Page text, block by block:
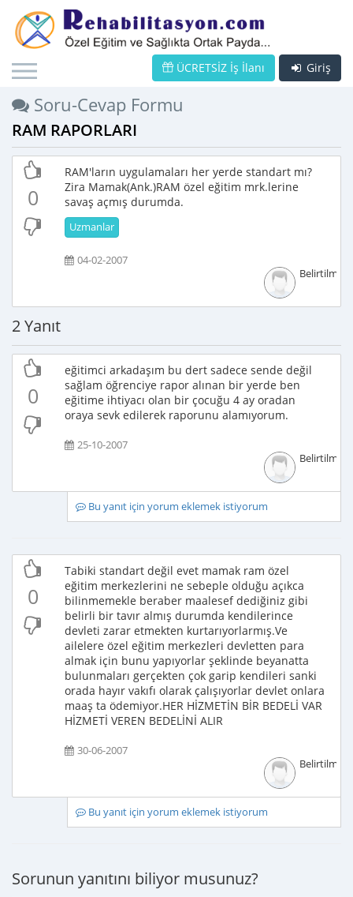
Giriş
ÜCRETSİZ İş İlanı
Soru-Cevap Formu
RAM RAPORLARI
0
RAM'ların uygulamaları her yerde standart mı?
Zira Mamak(Ank.)RAM özel eğitim mrk.lerine
savaş açmış durumda.
Uzmanlar
04-02-2007
2 Yanıt
0
eğitimci arkadaşım bu dert sadece sende değil
sağlam öğrenciye rapor alınan bir yerde ben
eğitime ihtiyacı olan bir çocuğu 4 ay oradan
oraya sevk edilerek raporunu alamıyorum.
25-10-2007
Bu yanıt için yorum eklemek istiyorum
0
Tabiki standart değil evet mamak ram özel
eğitim merkezlerini ne sebeple olduğu açıkca
bilinmemekle beraber maalesef dediğiniz gibi
belirli bir tavır almış durumda kendilerince
devleti zarar etmekten kurtarıyorlarmış.Ve
ailelere özel eğitim merkezleri devletten para
almak için bunu yapıyorlar şeklinde beyanatta
bulunmaları gerçekten çok garip kendileri sanki
orada hayır vakıfı olarak çalışıyorlar devlet onlara
maaş ta ödemiyor.HER HİZMETİN BİR BEDELİ VAR
HİZMETİ VEREN BEDELİNİ ALIR
30-06-2007
Bu yanıt için yorum eklemek istiyorum
Sorunun yanıtını biliyor musunuz?